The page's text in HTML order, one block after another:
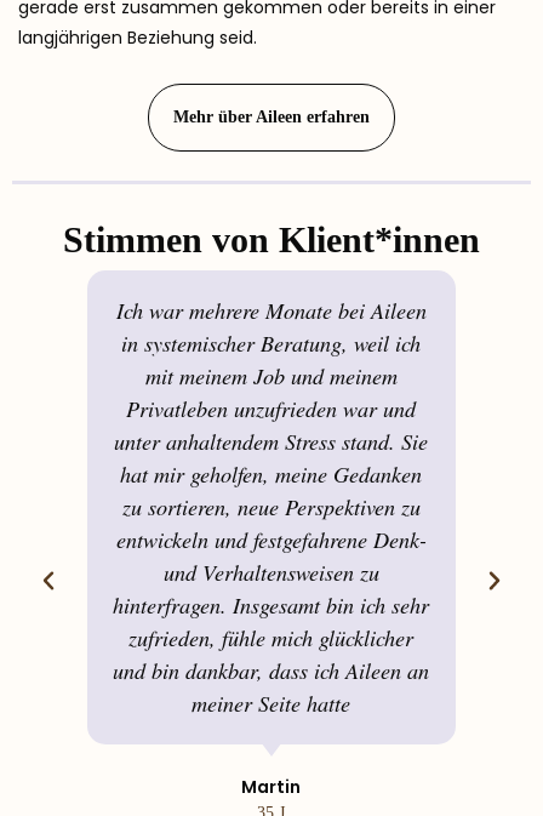
gerade erst zusammen gekommen oder bereits in einer
langjährigen Beziehung seid.
Mehr über Aileen erfahren
Stimmen von Klient*innen
Ich war mehrere Monate bei Aileen
in systemischer Beratung, weil ich
mit meinem Job und meinem
Privatleben unzufrieden war und
unter anhaltendem Stress stand. Sie
hat mir geholfen, meine Gedanken
zu sortieren, neue Perspektiven zu
entwickeln und festgefahrene Denk-
und Verhaltensweisen zu
hinterfragen. Insgesamt bin ich sehr
zufrieden, fühle mich glücklicher
und bin dankbar, dass ich Aileen an
meiner Seite hatte
Martin
35 J